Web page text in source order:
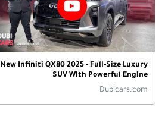
New Infiniti QX80 2025 - Full-Size Luxury
SUV With Powerful Engine
Dubicars.com